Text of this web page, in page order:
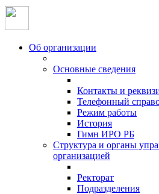
Об организации
Основные сведения
Контакты и
Телефонный
Режим работы
История
Гимн ИРО РБ
Структура и органы
организацией
Ректорат
Подразделения